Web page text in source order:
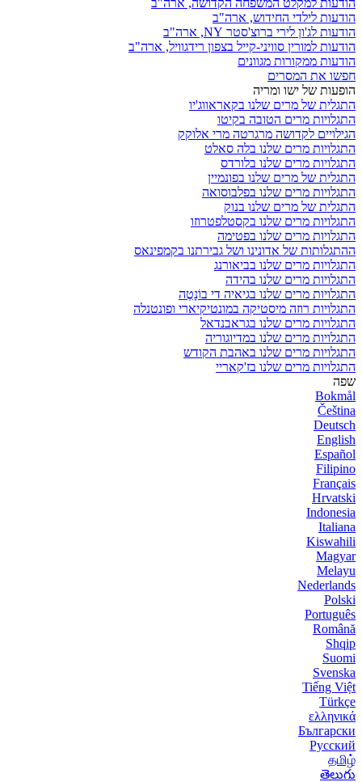
הודעות לילדי החידוש, ארה"ב
הודעות לג'ון לירי ברוצ'סטר NY, ארה"ב
הודעות למורין סוויני-קייל בצפון רידגוויל, ארה"ב
הודעות ממקורות מגוונים
חפשו את המסרים
הופעות של ישו ומריה
התגלית של מרים שלנו בקאראווג'יו
התגלויות מרים הטובה בקיטו
הגילויים לקדושה מרגרטה מרי אלוקק
התגלויות מרים שלנו בלה סאלט
התגלויות מרים שלנו בלורדס
התגלית של מרים שלנו בפונמיין
התגלויות מרים שלנו בפלבוסואה
התגלית של מרים שלנו בנוק
התגלויות מרים שלנו בקסטלפטרוזו
התגלויות מרים שלנו בפטימה
ההתגלותות של אדונינו ושל גבירתנו בקמפינאס
התגלויות מרים שלנו בביאורנג
התגלויות מרים שלנו בהידה
התגלויות מרים שלנו בגיאיה די בוֹנָטֶה
התגלויות רוזה מיסטיקה במונטיקיארי ופונטנלה
התגלויות מרים שלנו בגראבנדאל
התגלויות מרים שלנו במדיוגוריה
התגלויות מרים שלנו באהבת הקודש
התגלויות מרים שלנו בז'קאריי
שפה
Bokmål
Čeština
Deutsch
English
Español
Filipino
Français
Hrvatski
Indonesia
Italiana
Kiswahili
Magyar
Melayu
Nederlands
Polski
Português
Română
Shqip
Suomi
Svenska
Tiếng Việt
Türkçe
ελληνικά
Български
Русский
தமிழ்
తెలుగు